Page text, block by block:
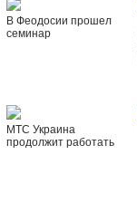
В Феодосии прошел
семинар
МТС Украина
продолжит работать